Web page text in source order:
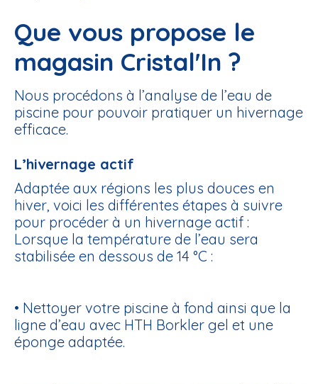
Que vous propose le
magasin Cristal'In ?
Nous procédons à l’analyse de l’eau de
piscine pour pouvoir pratiquer un hivernage
efficace.
L’hivernage actif
Adaptée aux régions les plus douces en
hiver, voici les différentes étapes à suivre
pour procéder à un hivernage actif :
Lorsque la température de l’eau sera
stabilisée en dessous de 14 °C :
• Nettoyer votre piscine à fond ainsi que la
ligne d’eau avec HTH Borkler gel et une
éponge adaptée.